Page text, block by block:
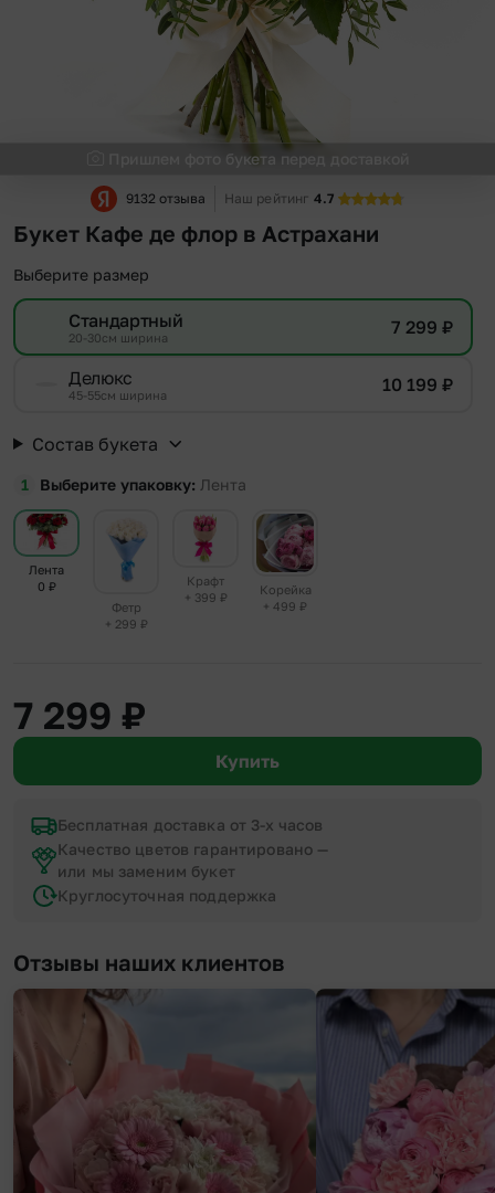
Пришлем фото букета перед доставкой
9132 отзыва Наш рейтинг 4.7
Букет Кафе де флор в Астрахани
Выберите размер
Стандартный
20-30см ширина 7 299 ₽
Делюкс
45-55см ширина 10 199 ₽
Состав букета
Выберите упаковку Лента
Лента
0 ₽
Фетр
+ 299 ₽
Крафт
+ 399 ₽
Корейка
+ 499 ₽
7 299 ₽
Купить
Бесплатная доставка от 3-х часов
Качество цветов гарантировано —
или мы заменим букет
Круглосуточная поддержка
Отзывы наших клиентов